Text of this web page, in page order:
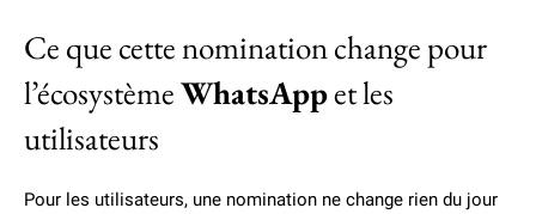
Ce que cette nomination change pour
l’écosystèmeWhatsAppet les
utilisateurs
Pour les utilisateurs, une nomination ne change rien du jour